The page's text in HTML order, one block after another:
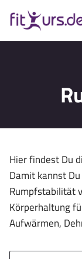
Inhalt
springen
Hier findest Du
Damit kannst
Rumpfstabilität
Körperhaltung
Aufwärmen,